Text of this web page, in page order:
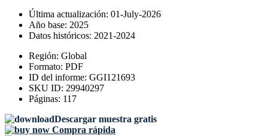
Última actualización: 01-July-2026
Año base: 2025
Datos históricos: 2021-2024
Región: Global
Formato: PDF
ID del informe: GGI121693
SKU ID: 29940297
Páginas: 117
Descargar muestra gratis
Compra rápida